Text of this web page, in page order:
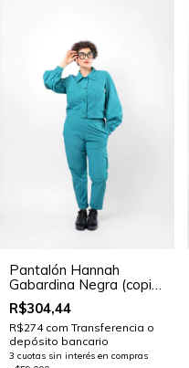
Pantalón Hannah
Gabardina Negra (copia)
(copia) (copia) (copia)
(copia) (copia) (copia)
(copia) (copia) (copia)
(copia) (copia) (copia)
(copia) (copia)
R$304,44
R$274 com Transferencia o
depósito bancario